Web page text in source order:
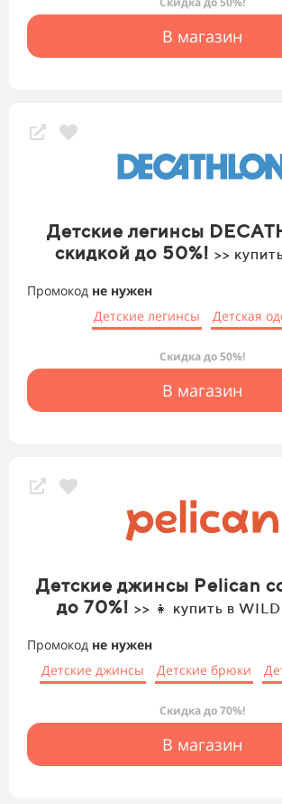
В магазин
Детские легинсы
скидкой до 50%! >>
Промокод не нужен
Детские легинсы
Детская
Скидка до 50%!
В магазин
Детские джинсы Pelican
до 70%! >> 👧 купить в
Промокод не нужен
Детские джинсы
Детские брюки
Скидка до 70%!
В магазин